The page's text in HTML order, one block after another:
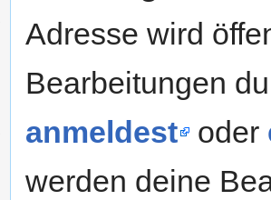
Adresse wird
Bearbeitungen
anmeldest
oder
werden deine